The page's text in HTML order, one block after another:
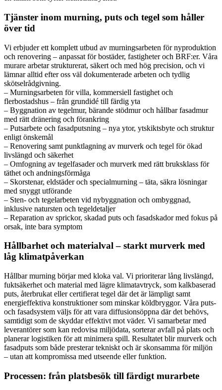
Tjänster inom murning, puts och tegel som håller
över tid
Vi erbjuder ett komplett utbud av murningsarbeten för nyproduktion
och renovering – anpassat för bostäder, fastigheter och BRF:er. Våra
murare arbetar strukturerat, säkert och med hög precision, och vi
lämnar alltid efter oss väl dokumenterade arbeten och tydlig
skötselrådgivning.
– Murningsarbeten för villa, kommersiell fastighet och
flerbostadshus – från grundidé till färdig yta
– Byggnation av tegelmur, bärande stödmur och hållbar fasadmur
med rätt dränering och förankring
– Putsarbete och fasadputsning – nya ytor, ytskiktsbyte och struktur
enligt önskemål
– Renovering samt punktlagning av murverk och tegel för ökad
livslängd och säkerhet
– Omfogning av tegelfasader och murverk med rätt bruksklass för
täthet och andningsförmåga
– Skorstenar, eldstäder och specialmurning – täta, säkra lösningar
med snyggt utförande
– Sten- och tegelarbeten vid nybyggnation och ombyggnad,
inklusive natursten och tegeldetaljer
– Reparation av sprickor, skadad puts och fasadskador med fokus på
orsak, inte bara symptom
Hållbarhet och materialval – starkt murverk med
låg klimatpåverkan
Hållbar murning börjar med kloka val. Vi prioriterar lång livslängd,
fuktsäkerhet och material med lägre klimatavtryck, som kalkbaserad
puts, återbrukat eller certifierat tegel där det är lämpligt samt
energieffektiva konstruktioner som minskar köldbryggor. Våra puts-
och fasadsystem väljs för att vara diffusionsöppna där det behövs,
samtidigt som de skyddar effektivt mot väder. Vi samarbetar med
leverantörer som kan redovisa miljödata, sorterar avfall på plats och
planerar logistiken för att minimera spill. Resultatet blir murverk och
fasadputs som både presterar tekniskt och är skonsamma för miljön
– utan att kompromissa med utseende eller funktion.
Processen: från platsbesök till färdigt murarbete